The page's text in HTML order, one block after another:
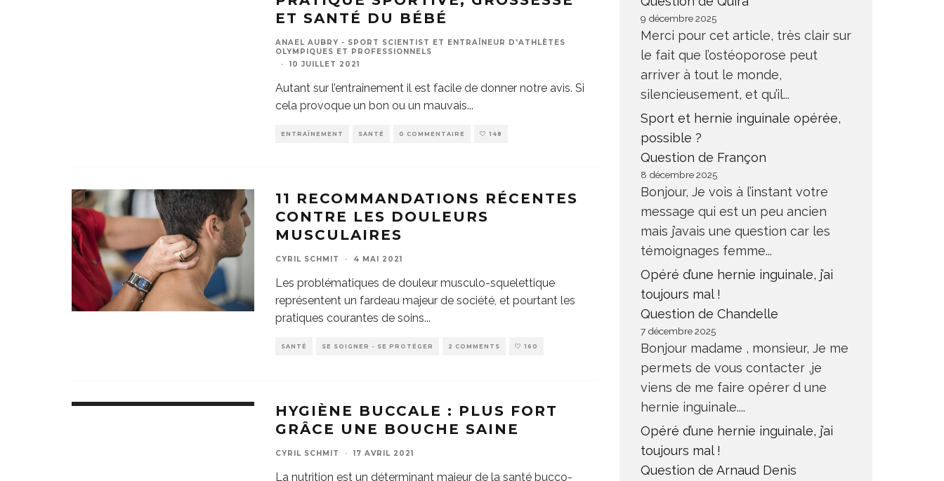
ET SANTÉ DU BÉBÉ
ANAEL AUBRY - SPORT SCIENTIST ET ENTRAÎNEUR D'ATHLÈTES
OLYMPIQUES ET PROFESSIONNELS
·
10 JUILLET 2021
Autant sur l’entraînement il est facile de donner notre avis. Si
cela provoque un bon ou un mauvais...
ENTRAÎNEMENT SANTÉ 0 COMMENTAIRE 148
11 RECOMMANDATIONS RÉCENTES
CONTRE LES DOULEURS
MUSCULAIRES
CYRIL SCHMIT · 4 MAI 2021
Les problématiques de douleur musculo-squelettique
représentent un fardeau majeur de société, et pourtant les
pratiques courantes de soins...
SANTÉ SE SOIGNER - SE PROTÉGER 2 COMMENTS 160
HYGIÈNE BUCCALE : PLUS FORT
GRÂCE UNE BOUCHE SAINE
CYRIL SCHMIT · 17 AVRIL 2021
La nutrition est un déterminant majeur de la santé bucco-
9 décembre 2025
Merci pour cet article, très clair sur
le fait que l’ostéoporose peut
arriver à tout le monde,
silencieusement, et qu’il...
Sport et hernie inguinale opérée,
possible ?
Question de Françon
8 décembre 2025
Bonjour, Je vois à l’instant votre
message qui est un peu ancien
mais j’avais une question car les
témoignages femme...
Opéré d’une hernie inguinale, j’ai
toujours mal !
Question de Chandelle
7 décembre 2025
Bonjour madame , monsieur, Je me
permets de vous contacter ,je
viens de me faire opérer d une
hernie inguinale....
Opéré d’une hernie inguinale, j’ai
toujours mal !
Question de Arnaud Denis